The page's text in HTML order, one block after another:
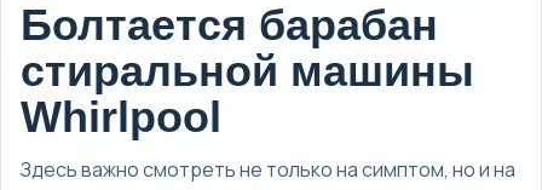
дом по Москве и Московской области.
Болтается барабан
стиральной машины
Whirlpool
Здесь важно смотреть не только на симптом, но и на